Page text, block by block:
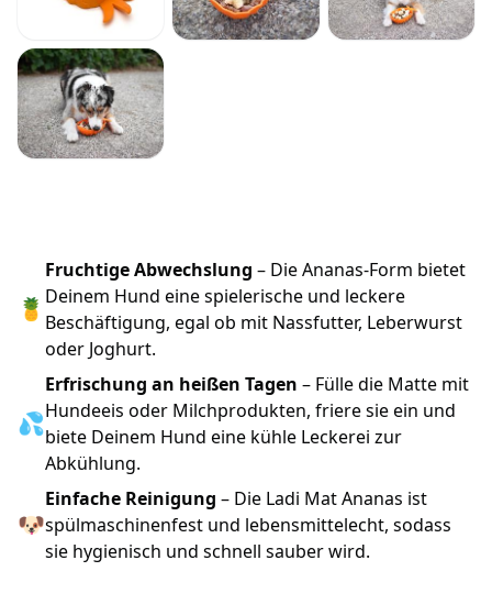
🍍
Fruchtige Abwechslung – Die Ananas-Form bietet
Deinem Hund eine spielerische und leckere
Beschäftigung, egal ob mit Nassfutter, Leberwurst
oder Joghurt.
💦
Erfrischung an heißen Tagen – Fülle die Matte mit
Hundeeis oder Milchprodukten, friere sie ein und
biete Deinem Hund eine kühle Leckerei zur
Abkühlung.
🐶
Einfache Reinigung – Die Ladi Mat Ananas ist
spülmaschinenfest und lebensmittelecht, sodass
sie hygienisch und schnell sauber wird.